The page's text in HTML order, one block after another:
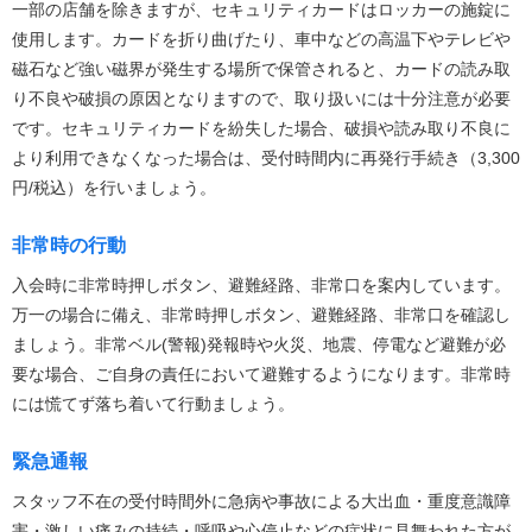
一部の店舗を除きますが、セキュリティカードはロッカーの施錠に
使用します。カードを折り曲げたり、車中などの高温下やテレビや
磁石など強い磁界が発生する場所で保管されると、カードの読み取
り不良や破損の原因となりますので、取り扱いには十分注意が必要
です。セキュリティカードを紛失した場合、破損や読み取り不良に
より利用できなくなった場合は、受付時間内に再発行手続き（3,300
円/税込）を行いましょう。
非常時の行動
入会時に非常時押しボタン、避難経路、非常口を案内しています。
万一の場合に備え、非常時押しボタン、避難経路、非常口を確認し
ましょう。非常ベル(警報)発報時や火災、地震、停電など避難が必
要な場合、ご自身の責任において避難するようになります。非常時
には慌てず落ち着いて行動ましょう。
緊急通報
スタッフ不在の受付時間外に急病や事故による大出血・重度意識障